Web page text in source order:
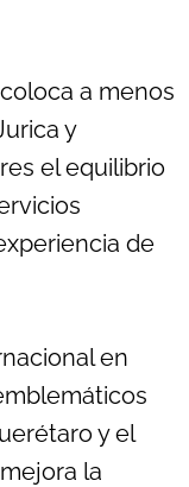
a menos
y
el equilibrio
de
en
y el
la